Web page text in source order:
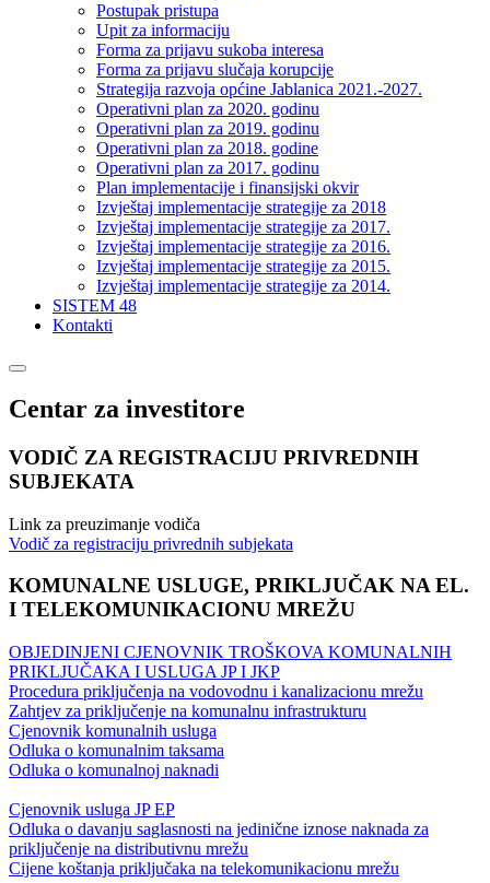
Postupak pristupa
Upit za informaciju
Forma za prijavu sukoba interesa
Forma za prijavu slučaja korupcije
Strategija razvoja općine Jablanica 2021.-2027.
Operativni plan za 2020. godinu
Operativni plan za 2019. godinu
Operativni plan za 2018. godine
Operativni plan za 2017. godinu
Plan implementacije i finansijski okvir
Izvještaj implementacije strategije za 2018
Izvještaj implementacije strategije za 2017.
Izvještaj implementacije strategije za 2016.
Izvještaj implementacije strategije za 2015.
Izvještaj implementacije strategije za 2014.
SISTEM 48
Kontakti
Centar za investitore
VODIČ ZA REGISTRACIJU PRIVREDNIH
SUBJEKATA
Link za preuzimanje vodiča
Vodič za registraciju privrednih subjekata
KOMUNALNE USLUGE, PRIKLJUČAK NA EL.
I TELEKOMUNIKACIONU MREŽU
OBJEDINJENI CJENOVNIK TROŠKOVA KOMUNALNIH
PRIKLJUČAKA I USLUGA JP I JKP
Procedura priključenja na vodovodnu i kanalizacionu mrežu
Zahtjev za priključenje na komunalnu infrastrukturu
Cjenovnik komunalnih usluga
Odluka o komunalnim taksama
Odluka o komunalnoj naknadi
Cjenovnik usluga JP EP
Odluka o davanju saglasnosti na jedinične iznose naknada za
priključenje na distributivnu mrežu
Cijene koštanja priključaka na telekomunikacionu mrežu